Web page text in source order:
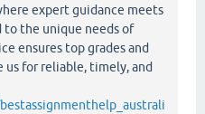
expert guidance meets
to the unique needs of
ensures top grades and
us for reliable, timely, and